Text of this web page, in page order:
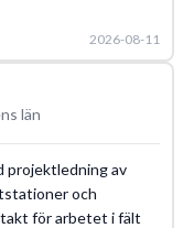
2026-08-11
län
projektledning av
och
för arbetet i fält